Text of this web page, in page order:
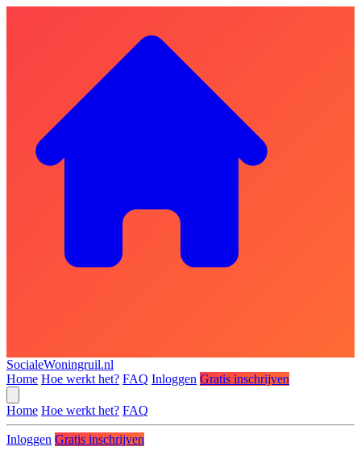
SocialeWoningruil.nl
Home Hoe werkt het? FAQ Inloggen Gratis inschrijven
Home Hoe werkt het? FAQ
Inloggen Gratis inschrijven